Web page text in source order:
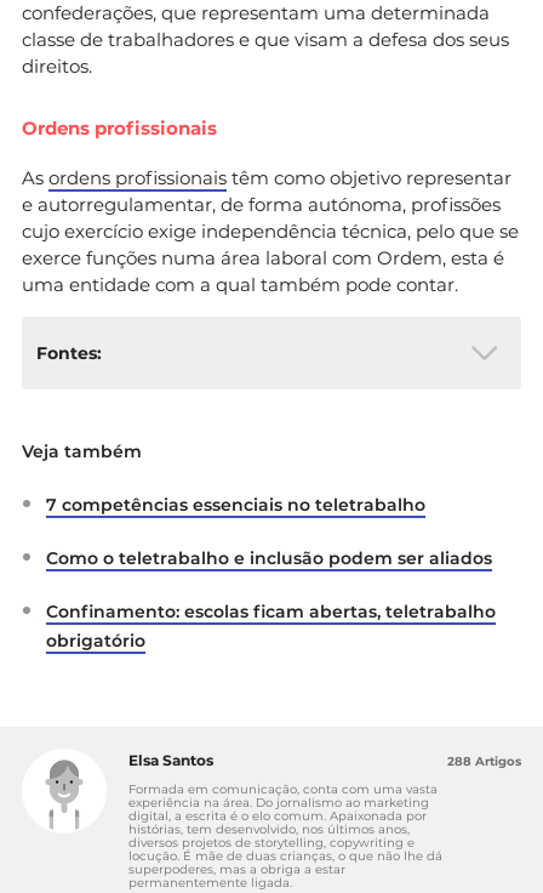
confederações, que representam uma determinada
classe de trabalhadores e que visam a defesa dos seus
direitos.
Ordens profissionais
As ordens profissionais têm como objetivo representar
e autorregulamentar, de forma autónoma, profissões
cujo exercício exige independência técnica, pelo que se
exerce funções numa área laboral com Ordem, esta é
uma entidade com a qual também pode contar.
Fontes:
Trabalho,
Decreto-Lei n.º 94-A/2020
Conselho de Ministros de 13 de janeiro de
Diário da República Eletrónico:
Veja também
7 competências essenciais no teletrabalho
Como o teletrabalho e inclusão podem ser aliados
Confinamento: escolas ficam abertas, teletrabalho
obrigatório
Elsa Santos
Formada em comunicação, conta com uma vasta
experiência na área. Do jornalismo ao marketing
digital, a escrita é o elo comum. Apaixonada por
histórias, tem desenvolvido, nos últimos anos,
diversos projetos de storytelling, copywriting e
locução. É mãe de duas crianças, o que não lhe dá
superpoderes, mas a obriga a estar
permanentemente ligada.
288 Artigos